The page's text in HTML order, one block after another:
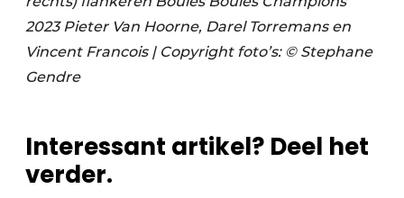
2023 Pieter Van Hoorne, Darel Torremans en
Vincent Francois | Copyright foto’s: © Stephane
Gendre
Interessant artikel? Deel het
verder.